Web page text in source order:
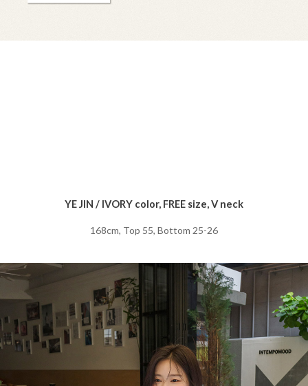
YE JIN / IVORY color, FREE size, V neck
168cm, Top 55, Bottom 25-26